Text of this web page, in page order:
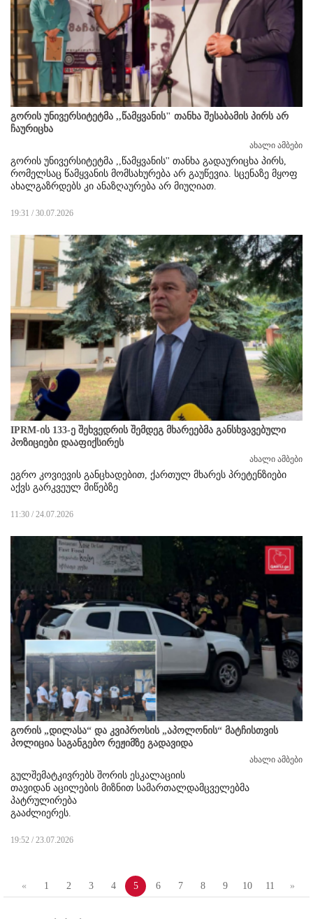
გორის უნივერსიტეტმა ,,წამყვანის" თანხა შესაბამის პირს არ
ჩაურიცხა
ახალი ამბები
გორის უნივერსიტეტმა ,,წამყვანის'' თანხა გადაურიცხა პირს,
რომელსაც წამყვანის მომსახურება არ გაუწევია. სცენაზე მყოფ
ახალგაზრდებს კი ანაზღაურება არ მიუღიათ.
19:31 / 30.07.2026
IPRM-ის 133-ე შეხვედრის შემდეგ მხარეებმა განსხვავებული
პოზიციები დააფიქსირეს
ახალი ამბები
ეგრო კოვიევის განცხადებით, ქართულ მხარეს პრეტენზიები
აქვს გარკვეულ მიწებზე
11:30 / 24.07.2026
გორის „დილასა“ და კვიპროსის „აპოლონის“ მატჩისთვის
პოლიცია საგანგებო რეჟიმზე გადავიდა
ახალი ამბები
გულშემატკივრებს შორის ესკალაციის
თავიდან აცილების მიზნით სამართალდამცველებმა
პატრულირება
გააძლიერეს.
19:52 / 23.07.2026
« 1 2 3 4 5 6 7 8 9 10 11 »